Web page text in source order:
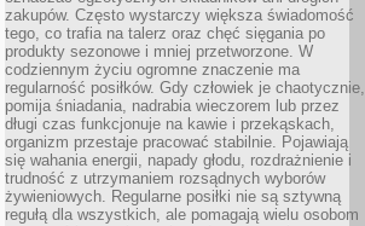
zakupów. Często wystarczy większa świadomość
tego, co trafia na talerz oraz chęć sięgania po
produkty sezonowe i mniej przetworzone. W
codziennym życiu ogromne znaczenie ma
regularność posiłków. Gdy człowiek je chaotycznie,
pomija śniadania, nadrabia wieczorem lub przez
długi czas funkcjonuje na kawie i przekąskach,
organizm przestaje pracować stabilnie. Pojawiają
się wahania energii, napady głodu, rozdrażnienie i
trudność z utrzymaniem rozsądnych wyborów
żywieniowych. Regularne posiłki nie są sztywną
regułą dla wszystkich, ale pomagają wielu osobom